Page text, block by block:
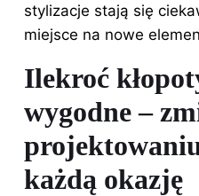
stylizacje stają się
miejsce na nowe
Ilekroć
wygodne –
każdą okazję